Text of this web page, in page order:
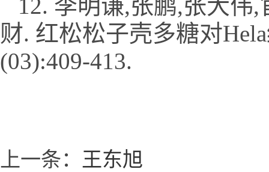
12. 李明谦,张鹏,张大伟
财. 红松松子壳多糖对
(03):409-413.
上一条： 王东旭